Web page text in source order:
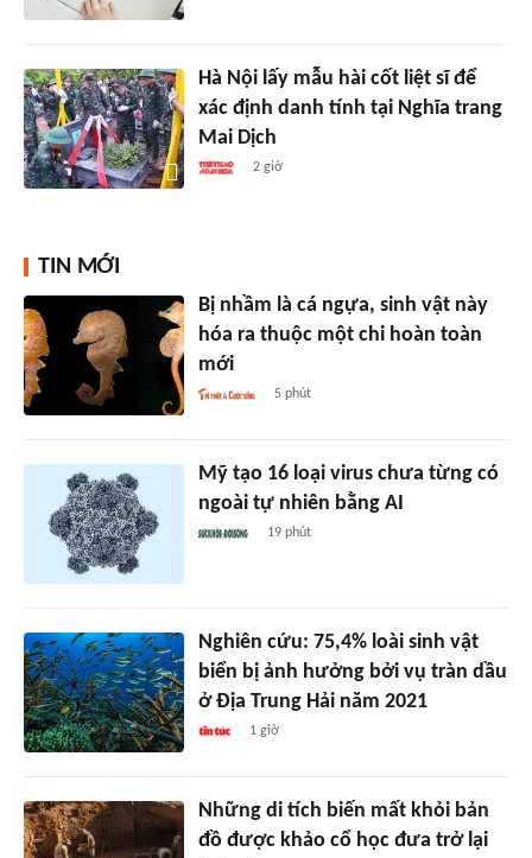
Hà Nội lấy mẫu hài cốt liệt sĩ để
xác định danh tính tại Nghĩa trang
Mai Dịch
2 giờ
TIN MỚI
Bị nhầm là cá ngựa, sinh vật này
hóa ra thuộc một chi hoàn toàn
mới
5 phút
Mỹ tạo 16 loại virus chưa từng có
ngoài tự nhiên bằng AI
19 phút
Nghiên cứu: 75,4% loài sinh vật
biển bị ảnh hưởng bởi vụ tràn dầu
ở Địa Trung Hải năm 2021
1 giờ
Những di tích biến mất khỏi bản
đồ được khảo cổ học đưa trở lại